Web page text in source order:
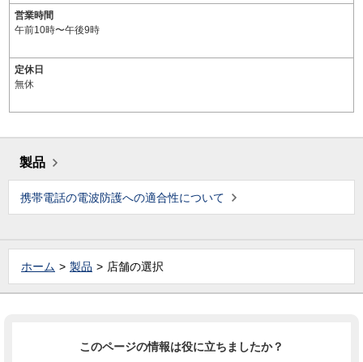
営業時間
午前10時〜午後9時
定休日
無休
製品
携帯電話の電波防護への適合性について
ホーム 製品 店舗の選択
このページの情報は役に立ちましたか？